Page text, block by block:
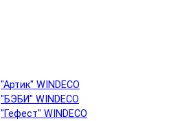
"Артик" WINDECO
"БЭБИ" WINDECO
"Гефест" WINDECO